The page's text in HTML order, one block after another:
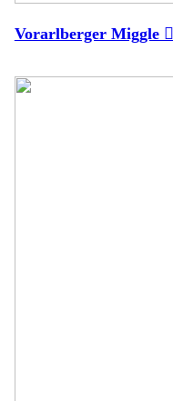
Vorarlberger Miggle ︎︎︎